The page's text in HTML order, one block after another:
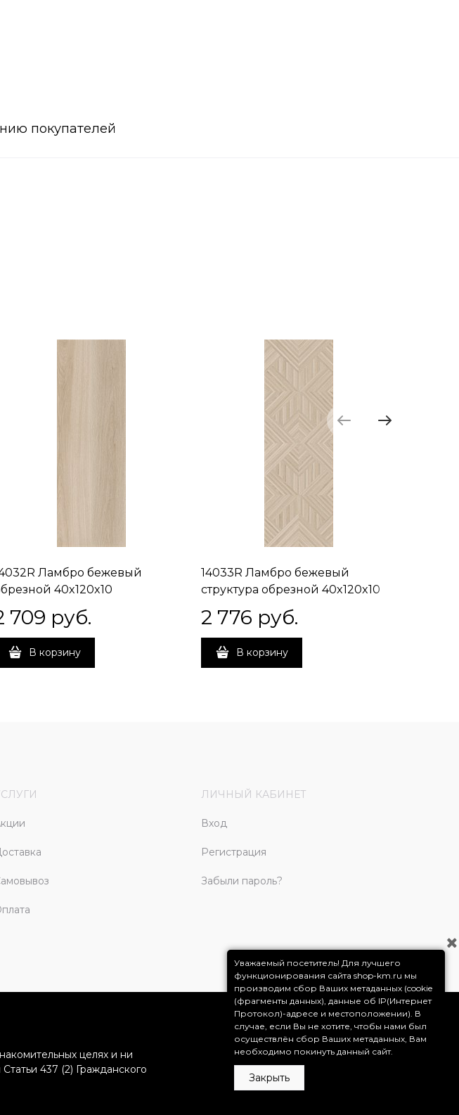
покупателей
Ламбро бежевый
40x120x10
709 руб.
В корзину
14033R Ламбро бежевый
структура обрезной 40x120x10
2 776 руб.
В корзину
ЛИЧНЫЙ КАБИНЕТ
Вход
Регистрация
Забыли пароль?
целях и ни
437 (2) Гражданского
Уважаемый посетитель! Для лучшего
функционирования сайта shop-km.ru мы
производим сбор Ваших метаданных (cookie
(фрагменты данных), данные об IP(Интернет
Протокол)-адресе и местоположении). В
случае, если Вы не хотите, чтобы нами был
осуществлён сбор Ваших метаданных, Вам
необходимо покинуть данный сайт.
Закрыть